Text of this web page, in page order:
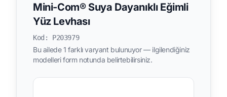
Mini-Com® Suya Dayanıklı Eğimli
Yüz Levhası
Kod: P203979
Bu ailede 1 farklı varyant bulunuyor — ilgilendiğiniz
modelleri form notunda belirtebilirsiniz.